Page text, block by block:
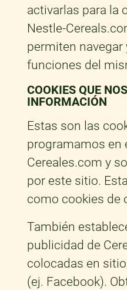
activarlas para la
Nestle-
permiten navegar
funciones del
COOKIES QUE
INFORMACIÓN
Estas son las
programamos en
Cereales.com y
por este sitio.
como cookies de
También
publicidad de
colocadas en
(ej. Facebook).